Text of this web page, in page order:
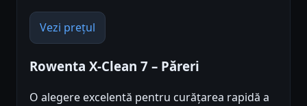
Vezi prețul
Rowenta X-Clean 7 – Păreri
O alegere excelentă pentru curățarea rapidă a